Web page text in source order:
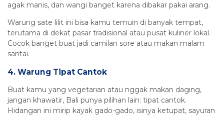
agak manis, dan wangi banget karena dibakar pakai arang.
Warung sate lilit ini bisa kamu temuin di banyak tempat,
terutama di dekat pasar tradisional atau pusat kuliner lokal.
Cocok banget buat jadi camilan sore atau makan malam
santai.
4. Warung Tipat Cantok
Buat kamu yang vegetarian atau nggak makan daging,
jangan khawatir, Bali punya pilihan lain: tipat cantok.
Hidangan ini mirip kayak gado-gado, isinya ketupat, sayuran